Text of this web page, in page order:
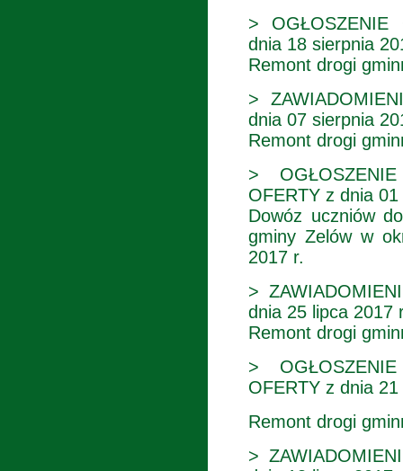
> OGŁOSZENIE
dnia 18 sierpnia
Remont drogi
>
dnia 07 sierpnia
Remont drogi
>
OFERTY z dnia
Dowóz uczniów
gminy Zelów w
2017 r.
>
dnia 25 lipca 2017
Remont drogi
>
OFERTY z dnia
Remont drogi
>